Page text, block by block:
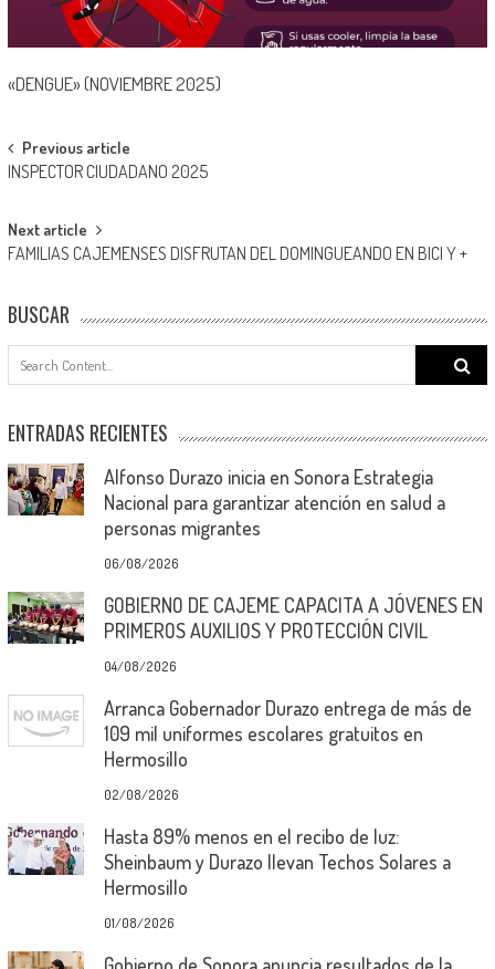
«DENGUE» (NOVIEMBRE 2025)
Post
navigation
Previous article
INSPECTOR CIUDADANO 2025
Next article
FAMILIAS CAJEMENSES DISFRUTAN DEL DOMINGUEANDO EN BICI Y +
BUSCAR
Search
for:
ENTRADAS RECIENTES
Alfonso Durazo inicia en Sonora Estrategia
Nacional para garantizar atención en salud a
personas migrantes
06/08/2026
GOBIERNO DE CAJEME CAPACITA A JÓVENES EN
PRIMEROS AUXILIOS Y PROTECCIÓN CIVIL
04/08/2026
Arranca Gobernador Durazo entrega de más de
109 mil uniformes escolares gratuitos en
Hermosillo
02/08/2026
Hasta 89% menos en el recibo de luz:
Sheinbaum y Durazo llevan Techos Solares a
Hermosillo
01/08/2026